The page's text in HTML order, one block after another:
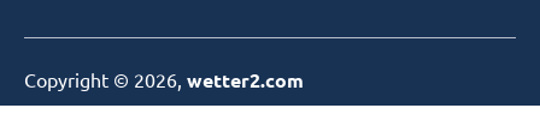
Copyright © 2026, wetter2.com